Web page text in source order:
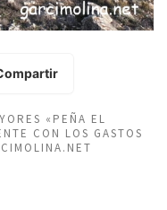
«PEÑA EL
CON LOS GASTOS